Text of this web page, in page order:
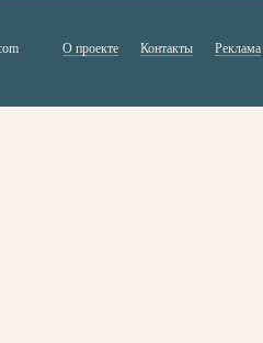
О проекте Контакты Реклама